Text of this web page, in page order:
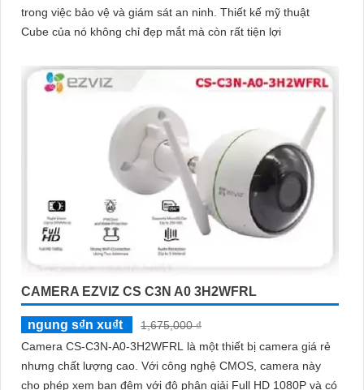
trong việc bảo vệ và giám sát an ninh. Thiết kế mỹ thuật
Cube của nó không chỉ đẹp mắt mà còn rất tiện lợi
CAMERA EZVIZ CS C3N A0 3H2WFRL
ngung s₫n xu₫t
1,675,000 ₫
Camera CS-C3N-A0-3H2WFRL là một thiết bị camera giá rẻ
nhưng chất lượng cao. Với công nghệ CMOS, camera này
cho phép xem ban đêm với độ phân giải Full HD 1080P và có